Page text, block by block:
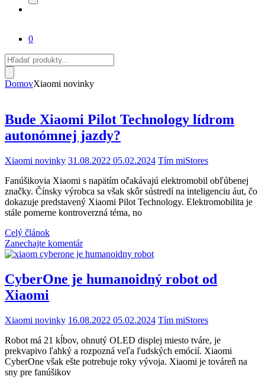
0
Products
search
DomovXiaomi novinky
Bude Xiaomi Pilot Technology lídrom
autonómnej jazdy?
Xiaomi novinky 31.08.2022 05.02.2024 Tím miStores
Fanúšikovia Xiaomi s napätím očakávajú elektromobil obľúbenej
značky. Čínsky výrobca sa však skôr sústredí na inteligenciu áut, čo
dokazuje predstavený Xiaomi Pilot Technology. Elektromobilita je
stále pomerne kontroverzná téma, no
Celý článok
Zanechajte komentár
CyberOne je humanoidný robot od
Xiaomi
Xiaomi novinky 16.08.2022 05.02.2024 Tím miStores
Robot má 21 kĺbov, ohnutý OLED displej miesto tváre, je
prekvapivo ľahký a rozpozná veľa ľudských emócií. Xiaomi
CyberOne však ešte potrebuje roky vývoja. Xiaomi je továreň na
sny pre fanúšikov